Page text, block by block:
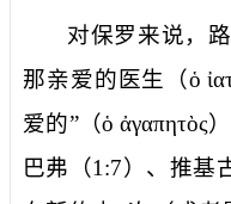
对保罗来说，
那亲爱的医生
（ὁ
爱的”（ὁ ἀγαπητὸς
巴弗（1:7）、推基